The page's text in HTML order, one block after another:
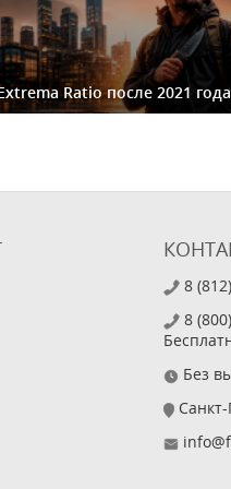
Ratio после 2021
8
8
Без